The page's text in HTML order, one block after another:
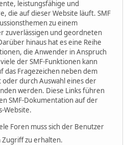
leistungsfähige und
die auf dieser Website läuft. SMF
zu einem
zuverlässigen und geordneten
hinaus hat es eine Reihe
die Anwender in Anspruch
der SMF-Funktionen kann
das Fragezeichen neben dem
durch Auswahl eines der
werden. Diese Links führen
SMF-Dokumentation auf der
Website.
Foren muss sich der Benutzer
zu erhalten.